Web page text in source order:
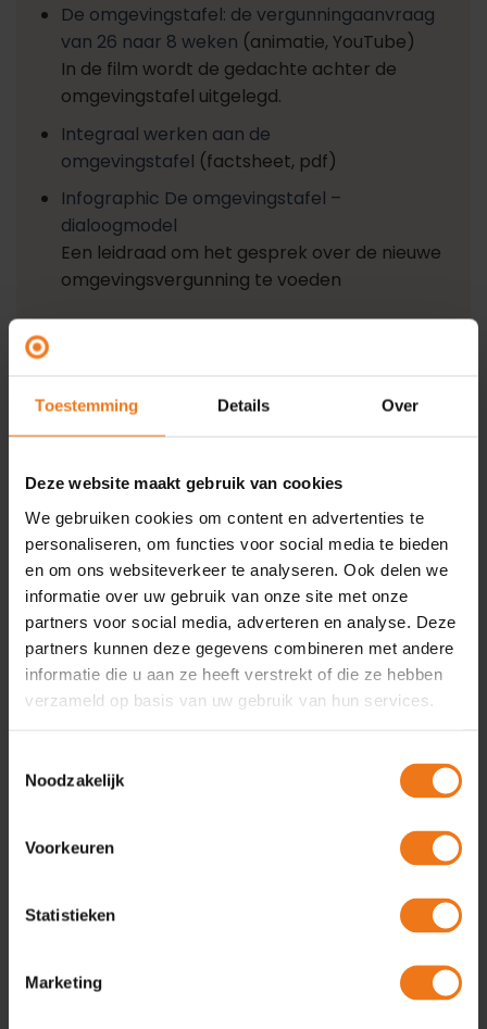
Toestemming Details Over
Deze website maakt gebruik van cookies
We gebruiken cookies om content en advertenties te
personaliseren, om functies voor social media te bieden
en om ons websiteverkeer te analyseren. Ook delen we
informatie over uw gebruik van onze site met onze
partners voor social media, adverteren en analyse. Deze
partners kunnen deze gegevens combineren met andere
informatie die u aan ze heeft verstrekt of die ze hebben
verzameld op basis van uw gebruik van hun services.
Noodzakelijk
Voorkeuren
Statistieken
Marketing
De omgevingstafel: de vergunningaanvraag
van 26 naar 8 weken (animatie, YouTube)
In de film wordt de gedachte achter de
omgevingstafel uitgelegd.
Integraal werken aan de
omgevingstafel (factsheet, pdf)
Infographic De omgevingstafel –
dialoogmodel
Een leidraad om het gesprek over de nieuwe
omgevingsvergunning te voeden
(bron VNG)
Over
Blijf op de hoogte van de laatste ontwikkelingen en updates
rondom de Omgevingswet. Hier delen we actuele
berichtgeving, belangrijke wijzigingen en updates rondom
Omgevingshuis.
Recente berichten
apr
Hoe de Omgevingswet in 2025 verder vorm kreeg
feb